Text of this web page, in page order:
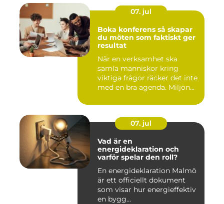
07. jul
Boka konferens så skapar
du möten som faktiskt ger
resultat
När en verksamhet ska
samla människor kring
viktiga frågor räcker det inte
med en bra agenda. Miljön...
07. jul
Vad är en
energideklaration och
varför spelar den roll?
En energideklaration Malmö
är ett officiellt dokument
som visar hur energieffektiv
en bygg...